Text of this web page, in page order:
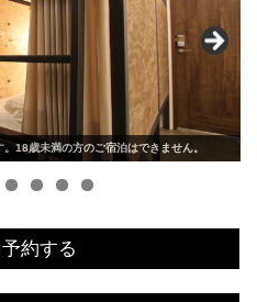
れたドミトリータイプのお部屋
18歳未満の方のご宿泊はできません。
ボックス・パソコン作業用の机)完備。
利用となります。
ご利用となります。
利用となります。
約する